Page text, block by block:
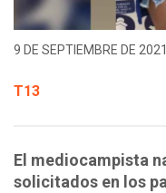
9 DE SEPTIEMBRE DE
T13
El mediocampista
solicitados en los